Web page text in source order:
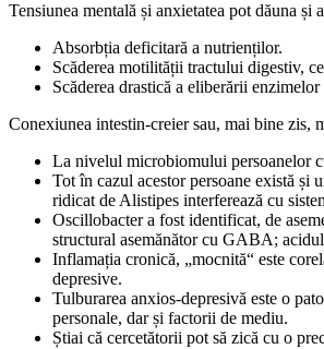
Tensiunea mentală și anxietatea pot dăuna
Absorbția deficitară a nutrienților.
Scăderea motilității tractului digestiv,
Scăderea drastică a eliberării
Conexiunea intestin-creier sau, mai bine zis,
La nivelul microbiomului persoanelor
Tot în cazul acestor persoane există
ridicat de Alistipes interferează cu
Oscillobacter a fost identificat, de
structural asemănător cu GABA;
Inflamația cronică, „mocnită“ este
depresive.
Tulburarea anxios-depresivă este o
personale, dar și factorii de mediu.
Știai că cercetătorii pot să zică cu o